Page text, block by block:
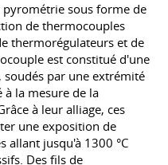
pyrométrie sous forme de
de thermocouples
thermorégulateurs et de
est constitué d'une
par une extrémité
à la mesure de la
à leur alliage, ces
une exposition de
allant jusqu'à 1300 °C
Des fils de